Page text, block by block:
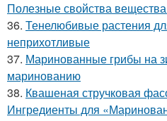
Полезные свойства
36. Тенелюбивые растения
неприхотливые
37. Маринованные грибы на
маринованию
38. Квашеная стручковая
Ингредиенты для